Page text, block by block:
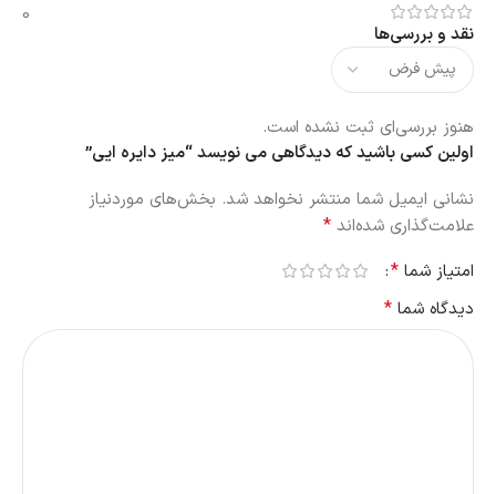
0
نقد و بررسی‌ها
هنوز بررسی‌ای ثبت نشده است.
اولین کسی باشید که دیدگاهی می نویسد “میز دایره ایی”
نشانی ایمیل شما منتشر نخواهد شد. بخش‌های موردنیاز
علامت‌گذاری شده‌اند *
امتیاز شما *
دیدگاه شما *